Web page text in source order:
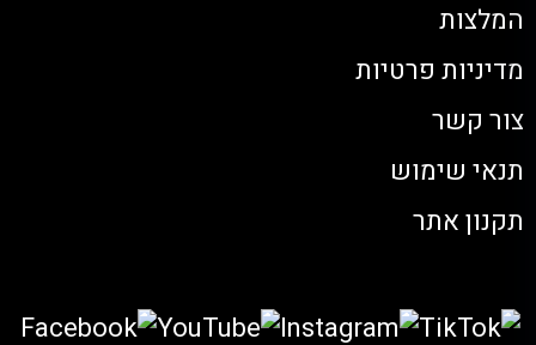
המלצות
מדיניות פרטיות
צור קשר
תנאי שימוש
תקנון אתר